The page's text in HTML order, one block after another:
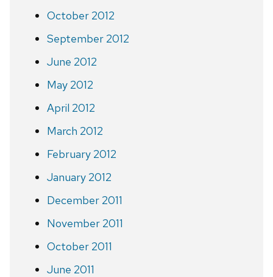
October 2012
September 2012
June 2012
May 2012
April 2012
March 2012
February 2012
January 2012
December 2011
November 2011
October 2011
June 2011